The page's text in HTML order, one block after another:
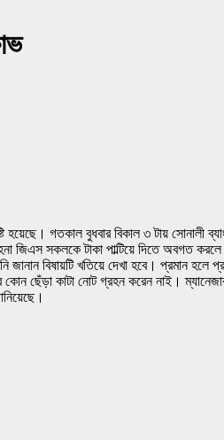
হয়েছে। গতকাল বুধবার বিকাল ৩ টায় সোনালী
সকলকে টাকা পাল্টিয়ে দিতে অবগত
বিষায়টি খতিয়ে দেখা হবে। প্রমান
ছেঁড়া কাটা নোট গ্রহন করেন নাই। ম্যানেজার